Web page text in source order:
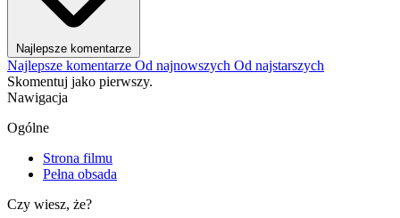
Najlepsze komentarze
Najlepsze komentarze Od najnowszych Od najstarszych
Skomentuj jako pierwszy.
Nawigacja
Ogólne
Strona filmu
Pełna obsada
Czy wiesz, że?